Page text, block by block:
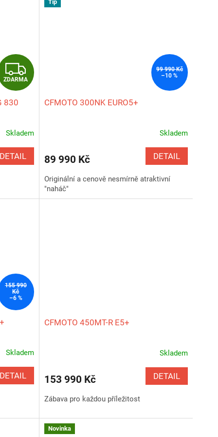
Z
D
R
M
A
ZDARMA
830
Skladem
DETAIL
Tip
99 990 Kč
–10 %
CFMOTO 300NK EURO5+
produktu
je
z
5
Skladem
89 990 Kč DETAIL
Originální a cenově nesmírně atraktivní
"naháč"
R
155 990
Kč
–6 %
Skladem
DETAIL
CFMOTO 450MT-R E5+
produktu
je
z
hvězdiček.
Skladem
153 990 Kč DETAIL
Zábava pro každou příležitost
Novinka